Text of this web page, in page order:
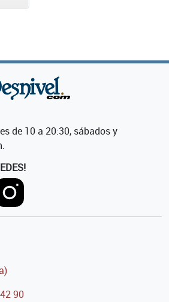
de 10 a 20:30, sábados y
90